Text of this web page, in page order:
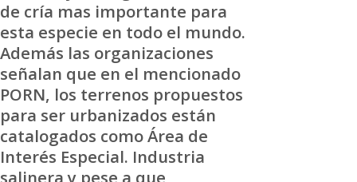
de cría mas importante para
esta especie en todo el mundo.
Además las organizaciones
señalan que en el mencionado
PORN, los terrenos propuestos
para ser urbanizados están
catalogados como Área de
Interés Especial. Industria
salinera y pese a que